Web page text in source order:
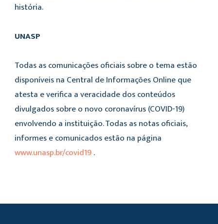
história.
UNASP
Todas as comunicações oficiais sobre o tema estão
disponíveis na Central de Informações Online que
atesta e verifica a veracidade dos conteúdos
divulgados sobre o novo coronavírus (COVID-19)
envolvendo a instituição. Todas as notas oficiais,
informes e comunicados estão na página
www.unasp.br/covid19.